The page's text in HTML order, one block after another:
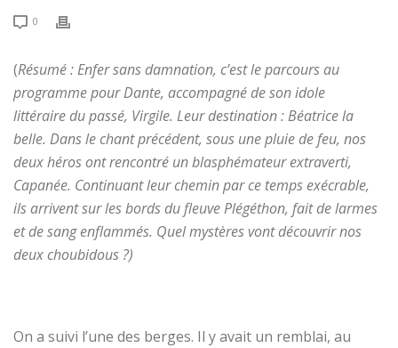
0
(Résumé : Enfer sans damnation, c’est le parcours au
programme pour Dante, accompagné de son idole
littéraire du passé, Virgile. Leur destination : Béatrice la
belle. Dans le chant précédent, sous une pluie de feu, nos
deux héros ont rencontré un blasphémateur extraverti,
Capanée. Continuant leur chemin par ce temps exécrable,
ils arrivent sur les bords du fleuve Plégéthon, fait de larmes
et de sang enflammés. Quel mystères vont découvrir nos
deux choubidous ?)
On a suivi l’une des berges. Il y avait un remblai, au